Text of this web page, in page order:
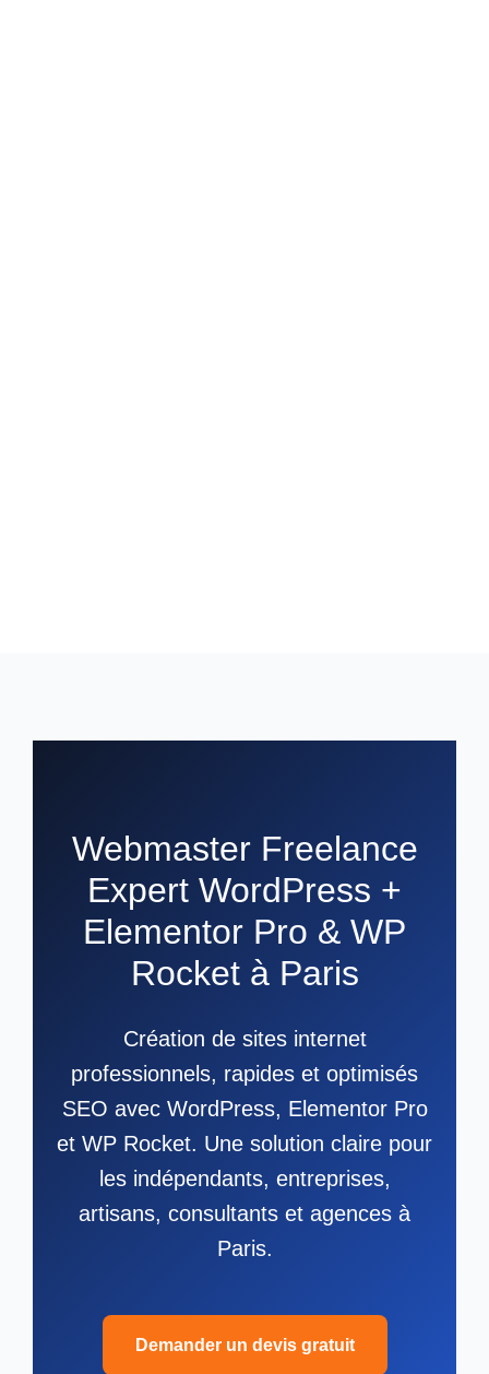
Webmaster Freelance
Expert WordPress +
Elementor Pro & WP
Rocket à Paris
Création de sites internet
professionnels, rapides et optimisés
SEO avec WordPress, Elementor Pro
et WP Rocket. Une solution claire pour
les indépendants, entreprises,
artisans, consultants et agences à
Paris.
Demander un devis gratuit